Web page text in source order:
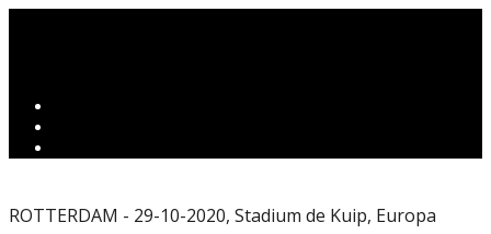
ROTTERDAM - 29-10-2020, Stadium de Kuip, Europa